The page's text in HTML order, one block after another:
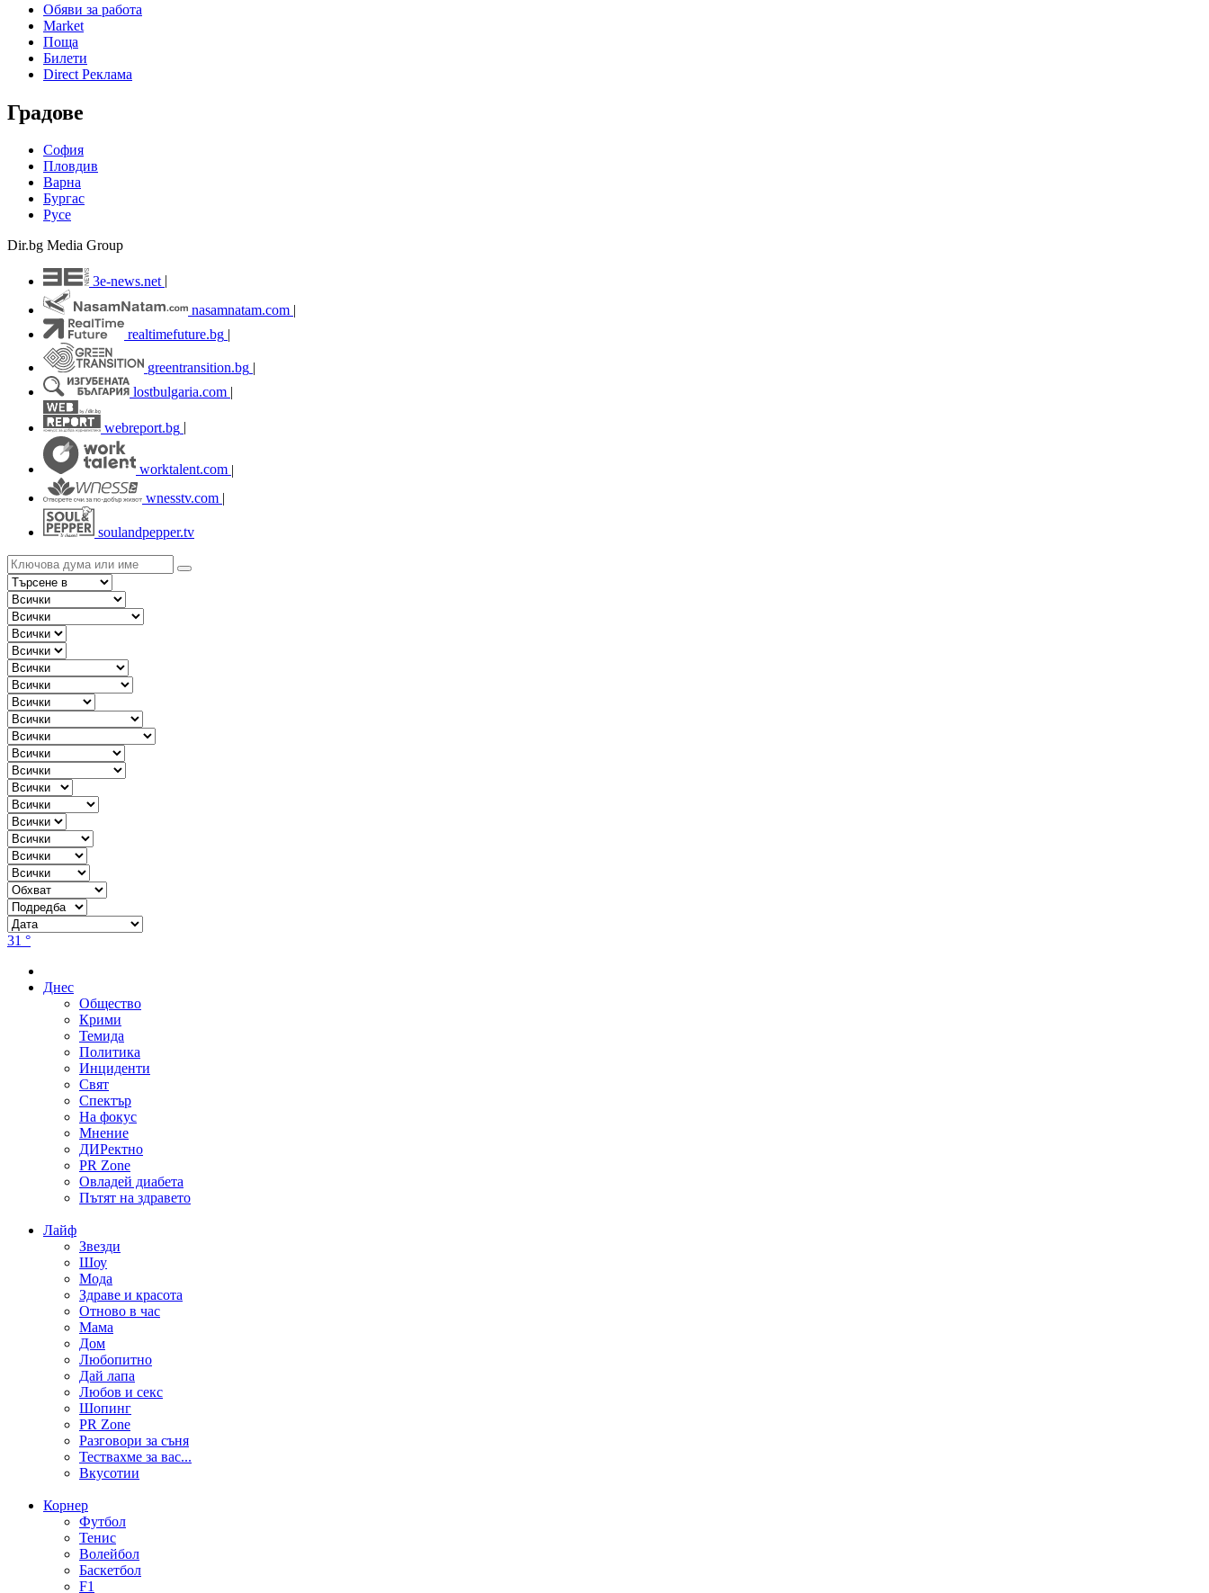
Обяви за работа
Market
Поща
Билети
Direct Реклама
Градове
София
Пловдив
Варна
Бургас
Русе
Dir.bg Media Group
3e-news.net
nasamnatam.com |
realtimefuture.bg |
greentransition.bg |
lostbulgaria.com |
webreport.bg
worktalent.com |
wnesstv.com |
soulandpepper.tv
31 °
Днес
Общество
Крими
Темида
Политика
Инциденти
Свят
Спектър
На фокус
Мнение
ДИРектно
PR Zone
Овладей диабета
Пътят на здравето
Лайф
Звезди
Шоу
Мода
Здраве и красота
Отново в час
Мама
Дом
Любопитно
Дай лапа
Любов и секс
Шопинг
PR Zone
Разговори за съня
Тествахме за вас...
Вкусотии
Корнер
Футбол
Тенис
Волейбол
Баскетбол
F1